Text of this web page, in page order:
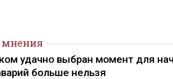
мнения
удачно выбран момент для
больше нельзя